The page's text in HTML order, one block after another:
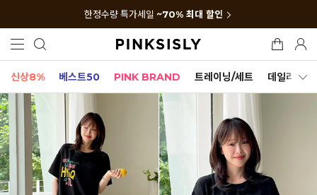
한정수량 특가세일 ~70% 최대 할인
신상8% 베스트50 PINK BRAND 트레이닝/세트 데일리세트